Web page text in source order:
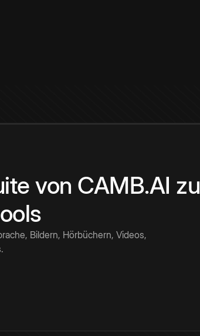
von CAMB.AI zu
Bildern, Hörbüchern, Videos,